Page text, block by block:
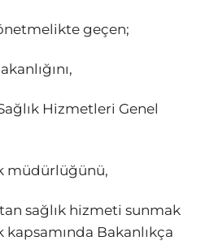
geçen;
Hizmetleri Genel
müdürlüğünü,
sağlık hizmeti sunmak
Bakanlıkça